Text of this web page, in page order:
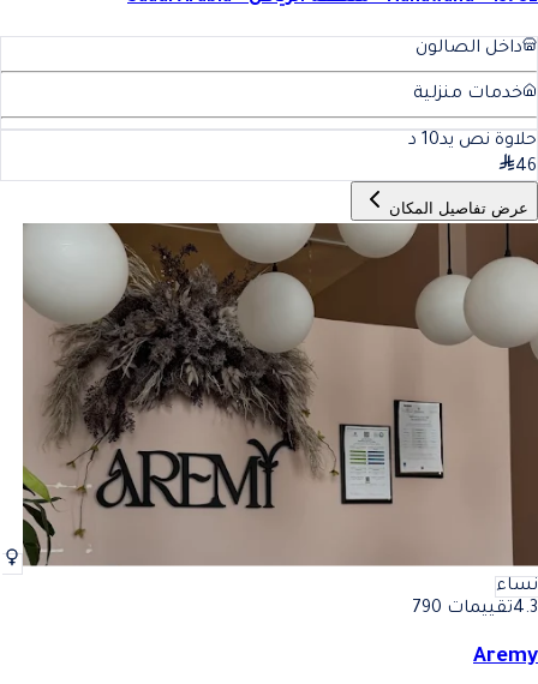
داخل الصالون
خدمات منزلية
حلاوة نص يد10 د
46
عرض تفاصيل المكان
نساء
4.3تقييمات 790
Aremy